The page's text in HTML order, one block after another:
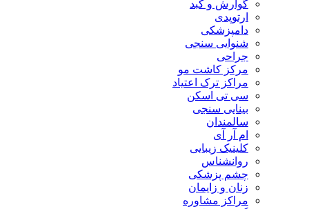
گوارش و کبد
ارتوپدی
دامپزشکی
شنوایی سنجی
جراحی
مرکز کاشت مو
مراکز ترک اعتیاد
سی تی اسکن
بینایی سنجی
سالمندان
ام آر آی
کلینیک زیبایی
روانشناس
چشم پزشکی
زنان و زایمان
مراکز مشاوره